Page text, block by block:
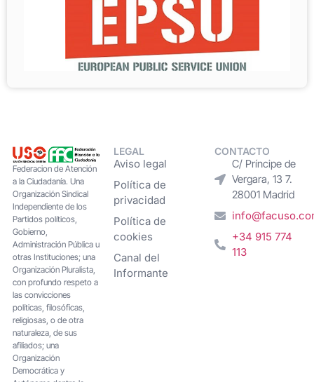
Federacion de Atención
a la Ciudadanía. Una
Organización Sindical
Independiente de los
Partidos políticos,
Gobierno,
Administración Pública u
otras Instituciones; una
Organización Pluralista,
con profundo respeto a
las convicciones
políticas, filosóficas,
religiosas, o de otra
naturaleza, de sus
afiliados; una
Organización
Democrática y
LEGAL
Aviso legal
Política de
privacidad
Política de
cookies
Canal del
Informante
CONTACTO
C/ Príncipe de
Vergara, 13 7.
28001 Madrid
+34 915 774
113